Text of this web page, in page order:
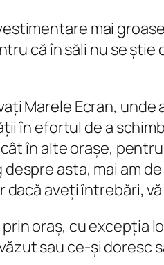
mai
că în săli nu se știe
Marele Ecran,
în efortul de a
în alte orașe,
asta, mai am
aveți întrebări,
oraș, cu excepția
sau ce-și doresc